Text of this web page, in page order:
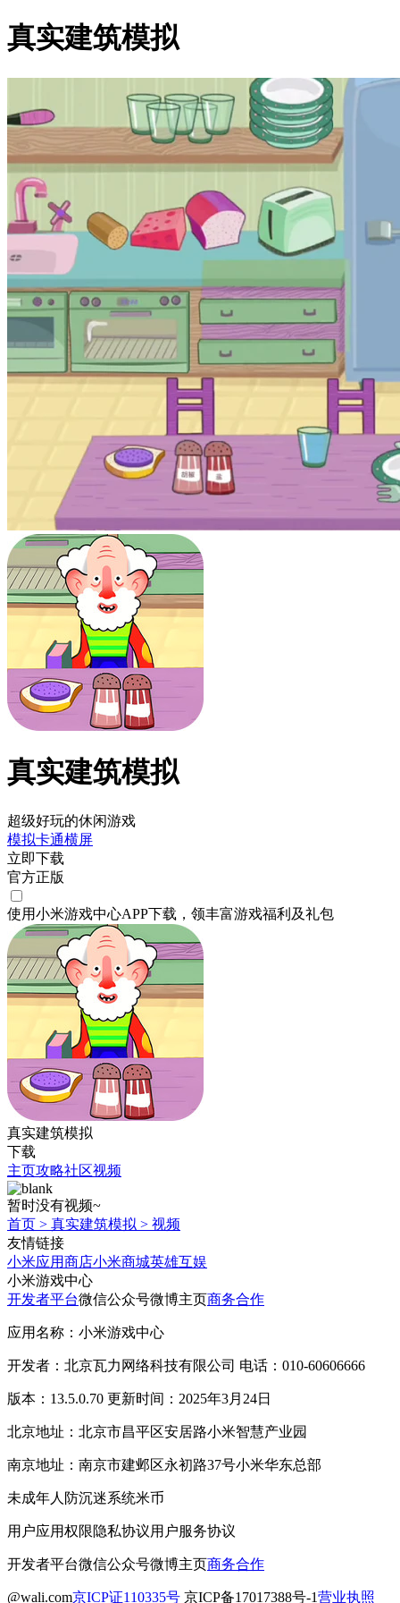
真实建筑模拟
真实建筑模拟
超级好玩的休闲游戏
模拟卡通横屏
立即下载
官方正版
使用小米游戏中心APP下载 ，领丰富游戏福利 及礼包
真实建筑模拟
下载
主页攻略社区视频
暂时没有视频~
首页 > 真实建筑模拟 > 视频
友情链接
小米应用商店小米商城英雄互娱
小米游戏中心
开发者平台微信公众号微博主页商务合作
应用名称：小米游戏中心
开发者：北京瓦力网络科技有限公司 电话：010-60606666
版本：13.5.0.70 更新时间：2025年3月24日
北京地址：北京市昌平区安居路小米智慧产业园
南京地址：南京市建邺区永初路37号小米华东总部
未成年人防沉迷系统米币
用户应用权限隐私协议用户服务协议
开发者平台微信公众号微博主页商务合作
@wali.com京ICP证110335号 京ICP备17017388号-1营业执照